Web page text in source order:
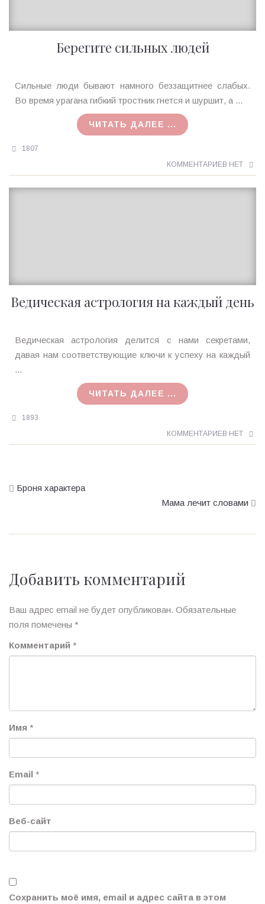
Берегите сильных людей
Ирина
MagicTantra
Сильные люди бывают намного беззащитнее слабых.
Во время урагана гибкий тростник гнется и шуршит, а ...
ЧИТАТЬ ДАЛЕЕ ...
1807
КОММЕНТАРИЕВ НЕТ
Ведическая астрология на каждый день
Ирина
MagicTantra
Ведическая астрология делится с нами секретами,
давая нам соответствующие ключи к успеху на каждый
...
ЧИТАТЬ ДАЛЕЕ ...
1893
КОММЕНТАРИЕВ НЕТ
Броня характера
Мама лечит словами
Добавить комментарий
Ваш адрес email не будет опубликован. Обязательные
поля помечены *
Комментарий *
Имя *
Email *
Веб-сайт
Сохранить моё имя, email и адрес сайта в этом